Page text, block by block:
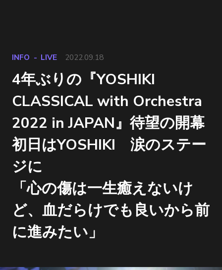
INFO LIVE 2022.09.18
4年ぶりの『YOSHIKI
CLASSICAL with Orchestra
2022 in JAPAN』待望の開幕
初日はYOSHIKI 涙のステー
ジに
「心の傷は一生癒えないけ
ど、血だらけでも良いから前
に進みたい」